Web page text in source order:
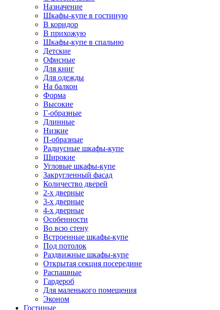
Назначение
Шкафы-купе в гостиную
В коридор
В прихожую
Шкафы-купе в спальню
Детские
Офисные
Для книг
Для одежды
На балкон
Форма
Высокие
Г-образные
Длинные
Низкие
П-образные
Радиусные шкафы-купе
Широкие
Угловые шкафы-купе
Закругленный фасад
Количество дверей
2-х дверные
3-х дверные
4-х дверные
Особенности
Во всю стену
Встроенные шкафы-купе
Под потолок
Раздвижные шкафы-купе
Открытая секция посередине
Распашные
Гардероб
Для маленького помещения
Эконом
Гостиные